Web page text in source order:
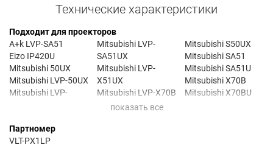
Технические характеристики
Подходит для проекторов
A+k LVP-SA51
Eizo IP420U
Mitsubishi 50UX
Mitsubishi LVP-50UX
Mitsubishi LVP-
SA50UX
Mitsubishi LVP-SA51
Mitsubishi LVP-
SA51UX
Mitsubishi LVP-
X51UX
Mitsubishi LVP-X70B
Mitsubishi LVP-
Mitsubishi S50UX
Mitsubishi SA51
Mitsubishi SA51U
Mitsubishi X70B
Mitsubishi X70BU
Партномер
VLT-PX1LP